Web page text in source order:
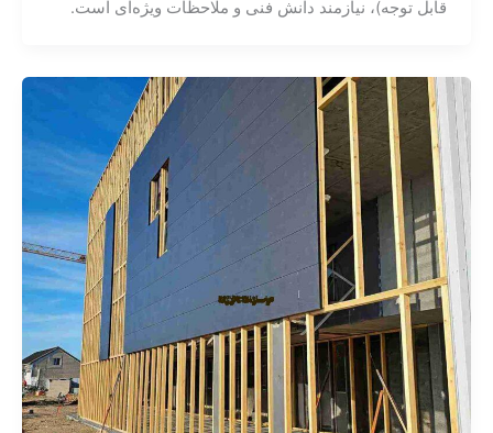
قابل توجه)، نیازمند دانش فنی و ملاحظات ویژه‌ای است.